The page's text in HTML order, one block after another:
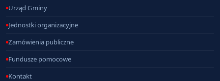
Urząd Gminy
Jednostki organizacyjne
Zamówienia publiczne
Fundusze pomocowe
Kontakt